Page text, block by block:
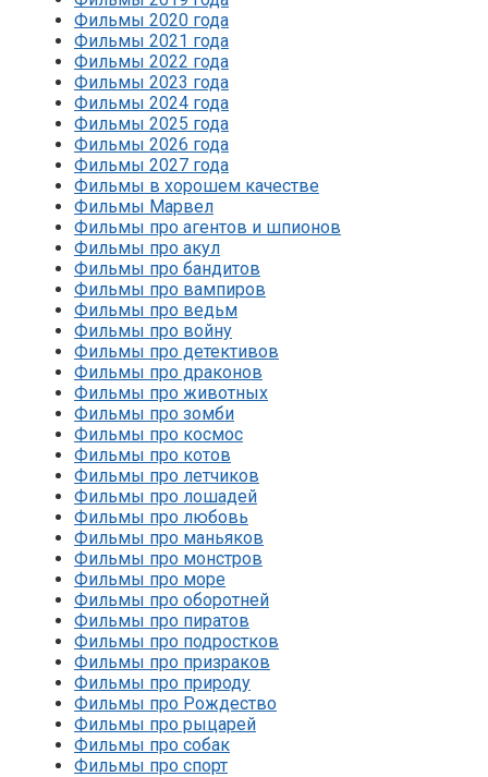
Фильмы 2020 года
Фильмы 2021 года
Фильмы 2022 года
Фильмы 2023 года
Фильмы 2024 года
Фильмы 2025 года
Фильмы 2026 года
Фильмы 2027 года
Фильмы в хорошем качестве
Фильмы Марвел
Фильмы про агентов и шпионов
Фильмы про акул
Фильмы про бандитов
Фильмы про вампиров
Фильмы про ведьм
Фильмы про войну
Фильмы про детективов
Фильмы про драконов
Фильмы про животных
Фильмы про зомби
Фильмы про космос
Фильмы про котов
Фильмы про летчиков
Фильмы про лошадей
Фильмы про любовь
Фильмы про маньяков
Фильмы про монстров
Фильмы про море
Фильмы про оборотней
Фильмы про пиратов
Фильмы про подростков
Фильмы про призраков
Фильмы про природу
Фильмы про Рождество
Фильмы про рыцарей
Фильмы про собак
Фильмы про спорт